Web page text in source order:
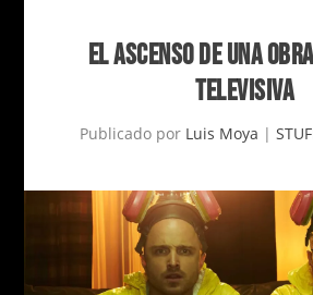
EL ASCENSO DE UNA
TELEVISIVA
Publicado por Luis Moya |